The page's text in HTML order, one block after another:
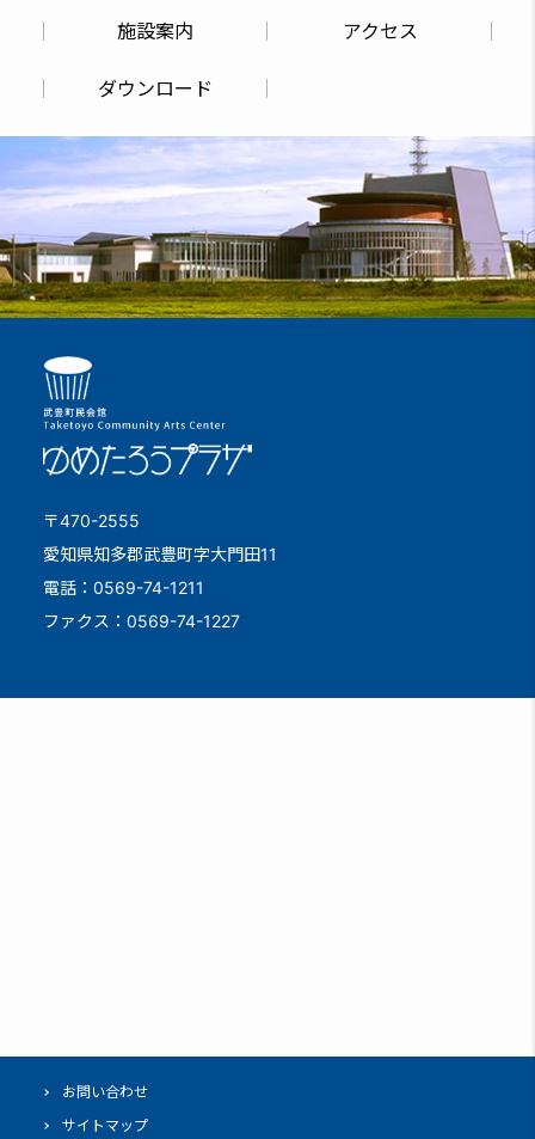
施設案内 アクセス
ダウンロード
〒470-2555
愛知県知多郡武豊町字大門田11
電話：0569-74-1211
ファクス：0569-74-1227
お問い合わせ
サイトマップ